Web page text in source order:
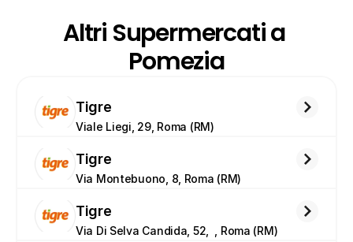
Altri Supermercati a
Pomezia
Tigre
Viale Liegi, 29, Roma (RM)
Tigre
Via Montebuono, 8, Roma (RM)
Tigre
Via Di Selva Candida, 52,  , Roma (RM)